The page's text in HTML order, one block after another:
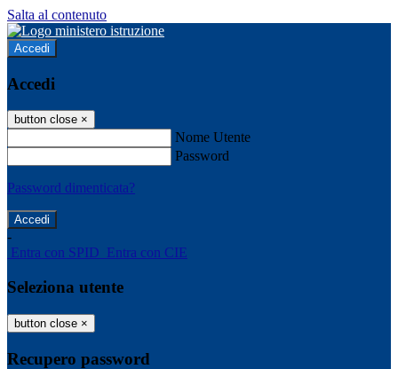
Salta al contenuto
Accedi
Accedi
button close ×
Nome Utente
Password
Password dimenticata?
-
Entra con SPID Entra con CIE
Seleziona utente
button close ×
Recupero password